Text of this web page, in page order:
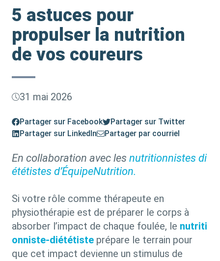
5 astuces pour
propulser la nutrition
de vos coureurs
31 mai 2026
Partager sur Facebook
Partager sur Twitter
Partager sur LinkedIn
Partager par courriel
En collaboration avec les nutritionnistes di
ététistes d’ÉquipeNutrition.
Si votre rôle comme thérapeute en
physiothérapie est de préparer le corps à
absorber l’impact de chaque foulée, le nutriti
onniste-diététiste prépare le terrain pour
que cet impact devienne un stimulus de